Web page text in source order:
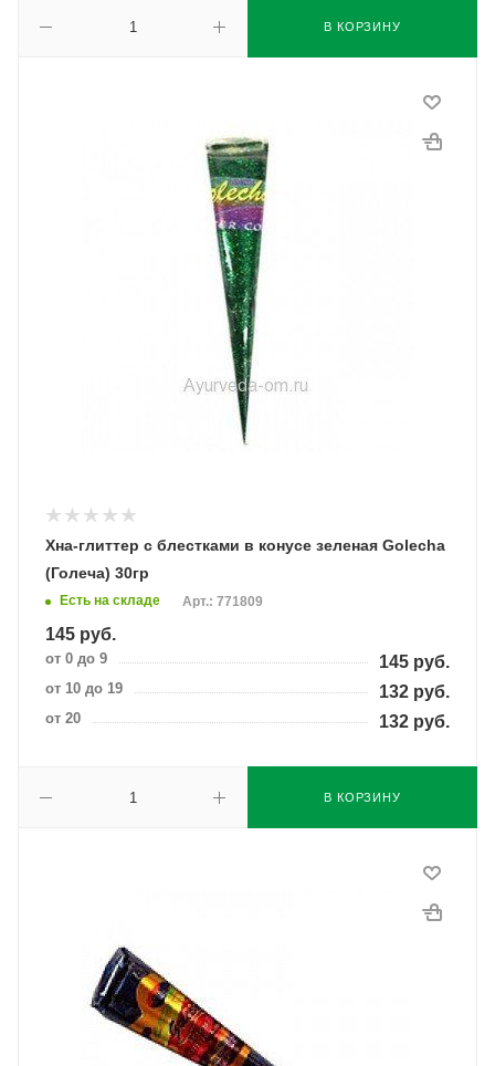
В КОРЗИНУ
Хна-глиттер с блестками в конусе зеленая Golecha
(Голеча) 30гр
Есть на складе Арт.: 771809
145 руб.
от 0 до 9 145 руб.
от 10 до 19 132 руб.
от 20 132 руб.
В КОРЗИНУ